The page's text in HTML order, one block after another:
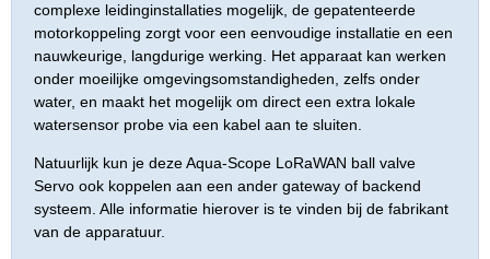
complexe leidinginstallaties mogelijk, de gepatenteerde
motorkoppeling zorgt voor een eenvoudige installatie en een
nauwkeurige, langdurige werking. Het apparaat kan werken
onder moeilijke omgevingsomstandigheden, zelfs onder
water, en maakt het mogelijk om direct een extra lokale
watersensor probe via een kabel aan te sluiten.
Natuurlijk kun je deze Aqua-Scope LoRaWAN ball valve
Servo ook koppelen aan een ander gateway of backend
systeem. Alle informatie hierover is te vinden bij de fabrikant
van de apparatuur.